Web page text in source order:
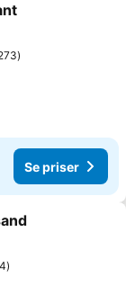
Se priser